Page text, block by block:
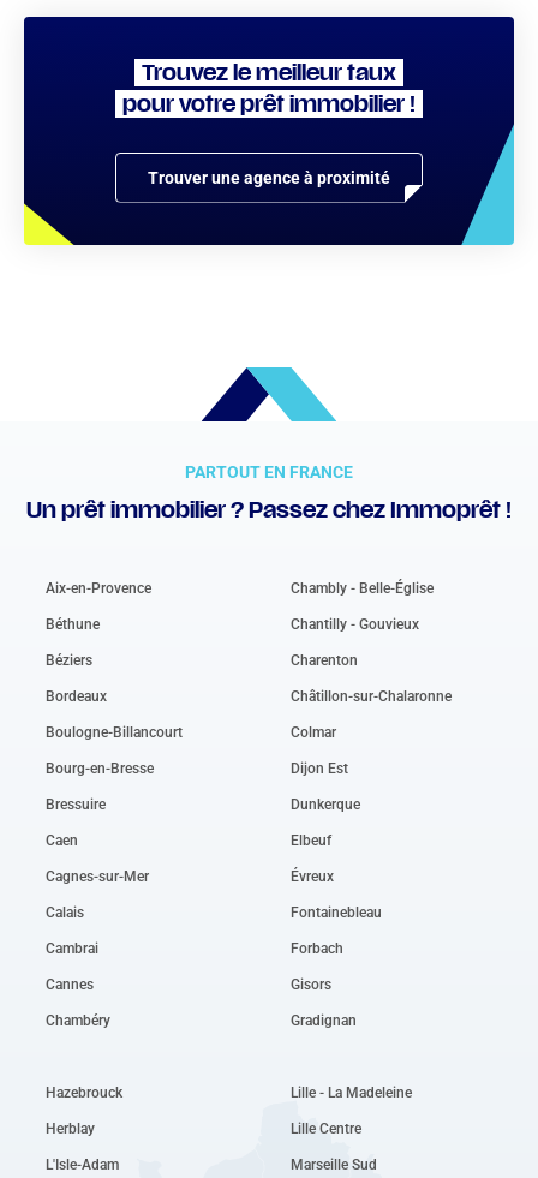
Trouvez le meilleur taux
pour votre prêt immobilier !
Trouver une agence à proximité
PARTOUT EN FRANCE
Un prêt immobilier ? Passez chez Immoprêt !
Aix-en-Provence
Béthune
Béziers
Bordeaux
Boulogne-Billancourt
Bourg-en-Bresse
Bressuire
Caen
Cagnes-sur-Mer
Calais
Cambrai
Cannes
Chambéry
Chambly - Belle-Église
Chantilly - Gouvieux
Charenton
Châtillon-sur-Chalaronne
Colmar
Dijon Est
Dunkerque
Elbeuf
Évreux
Fontainebleau
Forbach
Gisors
Gradignan
Hazebrouck
Herblay
L'Isle-Adam
Lille - La Madeleine
Lille Centre
Marseille Sud